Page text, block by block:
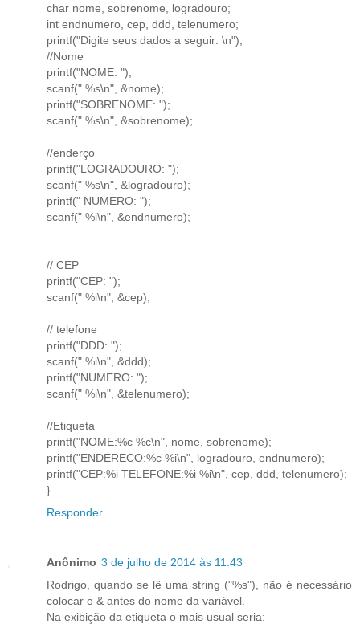
char nome, sobrenome, logradouro;
int endnumero, cep, ddd, telenumero;
printf("Digite seus dados a seguir: \n");
//Nome
printf("NOME: ");
scanf(" %s\n", &nome);
printf("SOBRENOME: ");
scanf(" %s\n", &sobrenome);
//enderço
printf("LOGRADOURO: ");
scanf(" %s\n", &logradouro);
printf(" NUMERO: ");
scanf(" %i\n", &endnumero);
// CEP
printf("CEP: ");
scanf(" %i\n", &cep);
// telefone
printf("DDD: ");
scanf(" %i\n", &ddd);
printf("NUMERO: ");
scanf(" %i\n", &telenumero);
//Etiqueta
printf("NOME:%c %c\n", nome, sobrenome);
printf("ENDERECO:%c %i\n", logradouro, endnumero);
printf("CEP:%i TELEFONE:%i %i\n", cep, ddd, telenumero);
}
Responder
Anônimo 3 de julho de 2014 às 11:43
Rodrigo, quando se lê uma string ("%s"), não é necessário
colocar o & antes do nome da variável.
Na exibição da etiqueta o mais usual seria: